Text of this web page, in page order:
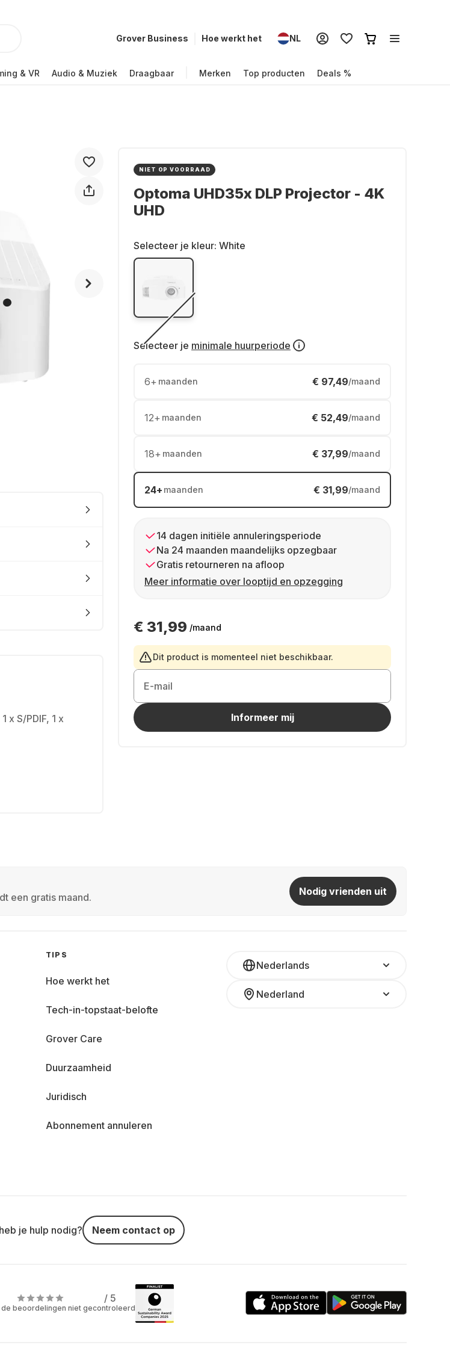
Grover Business Hoe werkt het NL
& VR Audio & Muziek Draagbaar Merken Top producten Deals %
NIET OP VOORRAAD
Optoma UHD35x DLP Projector - 4K
UHD
Selecteer je kleur: White
Selecteer je minimale huurperiode
6+ maanden € 97,49/maand
12+ maanden € 52,49/maand
18+ maanden € 37,99/maand
24+ maanden € 31,99/maand
14 dagen initiële annuleringsperiode
Na 24 maanden maandelijks opzegbaar
Gratis retourneren na afloop
Meer informatie over looptijd en opzegging
€ 31,99 /maand
Dit product is momenteel niet beschikbaar.
E-mail
Informeer mij
x S/PDIF, 1 x
een gratis maand.
Nodig vrienden uit
Nederlands
Nederland
TIPS
Hoe werkt het
Tech-in-topstaat-belofte
Grover Care
Duurzaamheid
Juridisch
Abonnement annuleren
je hulp nodig? Neem contact op
/ 5
beoordelingen niet gecontroleerd